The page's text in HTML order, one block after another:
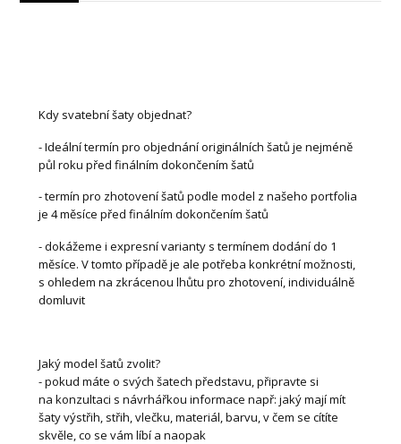
Kdy svatební šaty objednat?
- Ideální termín pro objednání originálních šatů je nejméně
půl roku před finálním dokončením šatů
- termín pro zhotovení šatů podle model z našeho portfolia
je 4 měsíce před finálním dokončením šatů
- dokážeme i expresní varianty s termínem dodání do 1
měsíce. V tomto případě je ale potřeba konkrétní možnosti,
s ohledem na zkrácenou lhůtu pro zhotovení, individuálně
domluvit
Jaký model šatů zvolit?
- pokud máte o svých šatech představu, připravte si
na konzultaci s návrhářkou informace např: jaký mají mít
šaty výstřih, střih, vlečku, materiál, barvu, v čem se cítíte
skvěle, co se vám líbí a naopak